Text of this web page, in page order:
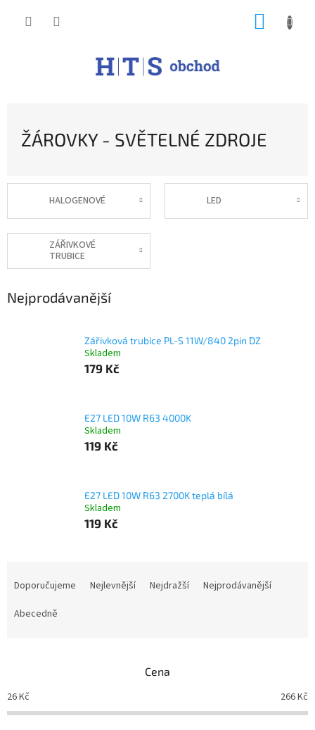
ŽÁROVKY - SVĚTELNÉ ZDROJE
HALOGENOVÉ LED
ZÁŘIVKOVÉ
TRUBICE
Nejprodávanější
Zářivková trubice PL-S 11W/840 2pin DZ
Skladem
179 Kč
E27 LED 10W R63 4000K
Skladem
119 Kč
E27 LED 10W R63 2700K teplá bílá
Skladem
119 Kč
o
d
Doporučujeme Nejlevnější Nejdražší
Nejprodávanější
Abecedně
Cena
26Kč 266Kč